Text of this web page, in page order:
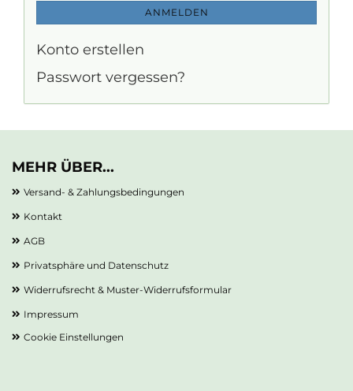
ANMELDEN
Konto erstellen
Passwort vergessen?
MEHR ÜBER...
Versand- & Zahlungsbedingungen
Kontakt
AGB
Privatsphäre und Datenschutz
Widerrufsrecht & Muster-Widerrufsformular
Impressum
Cookie Einstellungen